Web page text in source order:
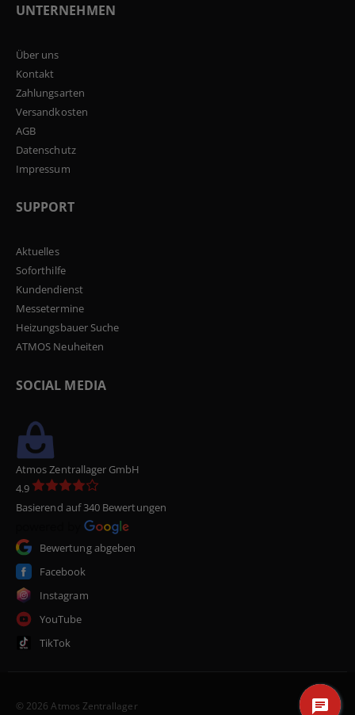
UNTERNEHMEN
Über uns
Kontakt
Zahlungsarten
Versandkosten
AGB
Datenschutz
Impressum
SUPPORT
Aktuelles
Soforthilfe
Kundendienst
Messetermine
Heizungsbauer Suche
ATMOS Neuheiten
SOCIAL MEDIA
Atmos Zentrallager GmbH
4.9
Basierend auf 340 Bewertungen
Bewertung abgeben
Facebook
Instagram
YouTube
TikTok
© 2026 Atmos Zentrallager